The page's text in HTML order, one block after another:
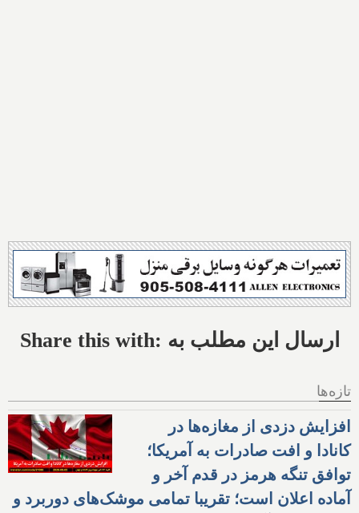
Share this with: ارسال این مطلب به
تازه‌ها
افزایش دزدی از مغازه‌ها در
کانادا و افت صادرات به آمریکا؛
توافق تنگه هرمز در قدم آخر و
آماده اعلان است؛ تقریبا تمامی موشک‌های دوربرد و